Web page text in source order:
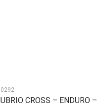
CROSS – ENDURO –